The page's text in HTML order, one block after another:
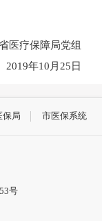
医疗保障局党组
2019年10月25日
保局 市医保系统
号